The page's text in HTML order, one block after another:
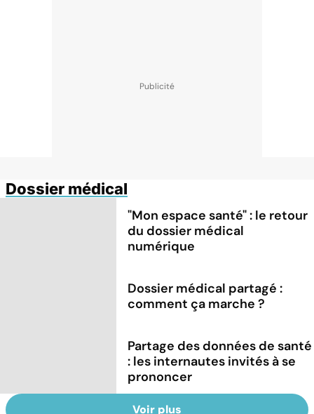
Dossier médical
"Mon espace santé" : le retour
du dossier médical
numérique
Dossier médical partagé :
comment ça marche ?
Partage des données de santé
: les internautes invités à se
prononcer
Voir plus